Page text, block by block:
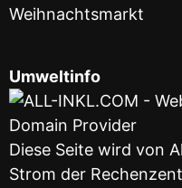
Weihnachtsmarkt
Umweltinfo
Diese Seite wird von
Strom der